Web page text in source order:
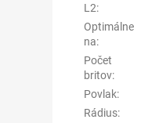
L2:
Optimálne
na:
Počet
britov:
Povlak:
Rádius: